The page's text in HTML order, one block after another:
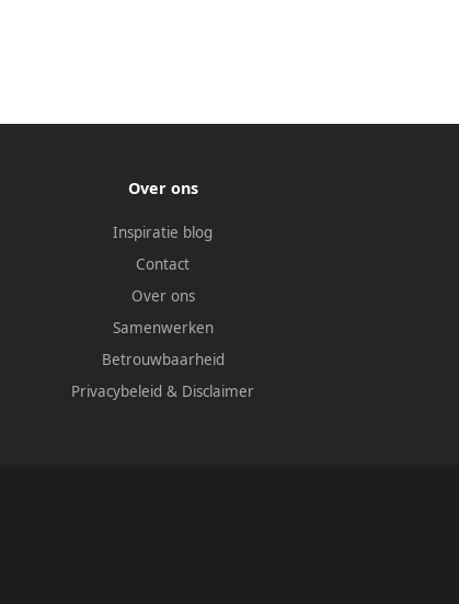
Over ons
Inspiratie blog
Contact
Over ons
Samenwerken
Betrouwbaarheid
Privacybeleid & Disclaimer